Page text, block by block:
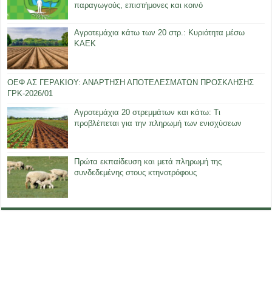
παραγωγούς, επιστήμονες και κοινό
Αγροτεμάχια κάτω των 20 στρ.: Κυριότητα μέσω
ΚΑΕΚ
ΟΕΦ ΑΣ ΓΕΡΑΚΙΟΥ: ΑΝΑΡΤΗΣΗ ΑΠΟΤΕΛΕΣΜΑΤΩΝ ΠΡΟΣΚΛΗΣΗΣ
ΓΡΚ-2026/01
Αγροτεμάχια 20 στρεμμάτων και κάτω: Τι
προβλέπεται για την πληρωμή των ενισχύσεων
Πρώτα εκπαίδευση και μετά πληρωμή της
συνδεδεμένης στους κτηνοτρόφους